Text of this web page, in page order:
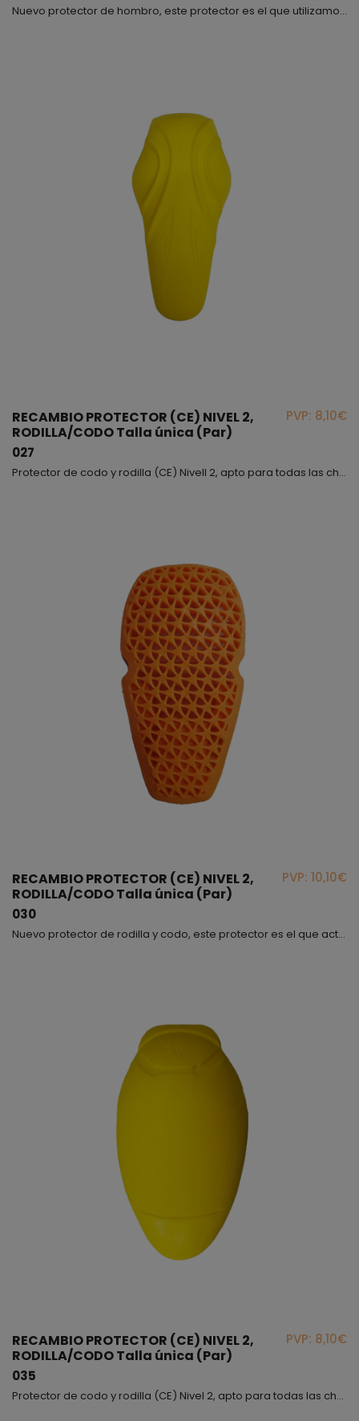
Nuevo protector de hombro, este protector es el que utilizamos para nuestras chaquetas de Cordura y Nylon, se encuentran en el interior de la prenda dentro de un bolsillo. Este producto es de Nivel 2 fabricado en Memory Foam, se adapta fácilmente y es muy cómodo y seguro.
RECAMBIO PROTECTOR (CE) NIVEL 2,
RODILLA/CODO Talla única (Par)
027
PVP: 8,10€
Protector de codo y rodilla (CE) Nivell 2, apto para todas las chaquetas y pantalones.
RECAMBIO PROTECTOR (CE) NIVEL 2,
RODILLA/CODO Talla única (Par)
030
PVP: 10,10€
Nuevo protector de rodilla y codo, este protector es el que actualmente estamos utilizando para nuestros vaqueros, lo encontrarás en el interior del pantalón dentro de un bolsillo. Este producto es de Nivel 2 fabricado en TPU, es muy ligero y apenas se distingue cuando llevas el vaquero puesto, te será fácil caminar con él.
RECAMBIO PROTECTOR (CE) NIVEL 2,
RODILLA/CODO Talla única (Par)
035
PVP: 8,10€
Protector de codo y rodilla (CE) Nivel 2, apto para todas las chaquetas y pantalones.